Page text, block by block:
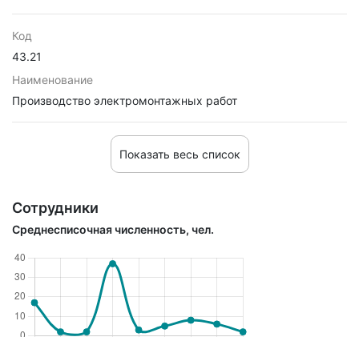
Код
43.21
Наименование
Производство электромонтажных работ
Показать весь список
Сотрудники
Среднесписочная численность, чел.